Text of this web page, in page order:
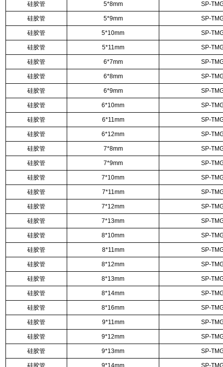
硅胶管 5*8mm SP-
硅胶管 5*9mm SP-
硅胶管 5*10mm SP-
硅胶管 5*11mm SP-
硅胶管 6*7mm SP-
硅胶管 6*8mm SP-
硅胶管 6*9mm SP-
硅胶管 6*10mm SP-
硅胶管 6*11mm SP-
硅胶管 6*12mm SP-
硅胶管 7*8mm SP-
硅胶管 7*9mm SP-
硅胶管 7*10mm SP-
硅胶管 7*11mm SP-
硅胶管 7*12mm SP-
硅胶管 7*13mm SP-
硅胶管 8*10mm SP-
硅胶管 8*11mm SP-
硅胶管 8*12mm SP-
硅胶管 8*13mm SP-
硅胶管 8*14mm SP-
硅胶管 8*16mm SP-
硅胶管 9*11mm SP-
硅胶管 9*12mm SP-
硅胶管 9*13mm SP-
硅胶管 9*14mm SP-